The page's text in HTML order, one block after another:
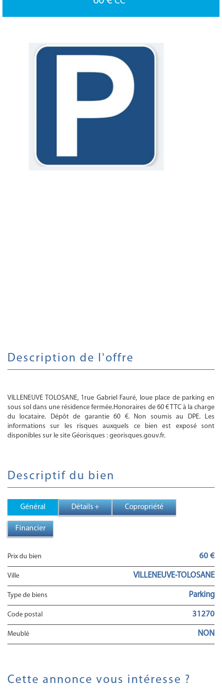
description de l'offre
VILLENEUVE TOLOSANE, 1rue Gabriel Fauré, loue place de parking en
sous sol dans une résidence fermée.Honoraires de 60 € TTC à la charge
du locataire. Dépôt de garantie 60 €. Non soumis au DPE. Les
informations sur les risques auxquels ce bien est exposé sont
disponibles sur le site Géorisques : georisques.gouv.fr.
descriptif du bien
Général Détails + Copropriété
Financier
Prix du bien 60 €
Ville VILLENEUVE-TOLOSANE
Type de biens Parking
Code postal 31270
Meublé NON
cette annonce vous intéresse ?